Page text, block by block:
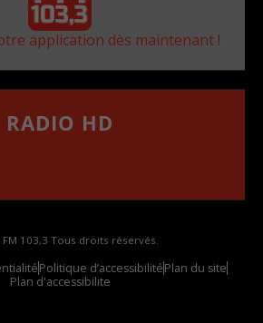
application dès maintenant !
RADIO HD
103,3 Tous droits réservés.
Politique d’accessibilitéPlan du site
Plan d'accessibilite